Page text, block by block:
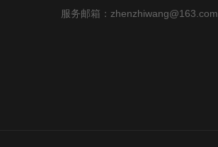
服务邮箱：zhenzhiwang@163.com